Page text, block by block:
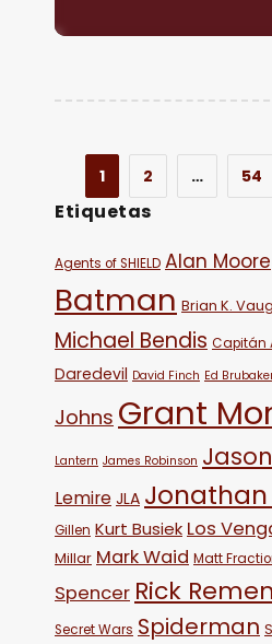
1 2 … 54
Etiquetas
Agents of SHIELD Alan Moore
Batman Brian K.
Michael Bendis Capitán
Daredevil David Finch Ed
Johns Grant
Lantern James Robinson
Lemire JLA
Gillen Kurt Busiek Los
Millar Mark Waid Matt
Spencer Rick
Secret Wars Spiderman